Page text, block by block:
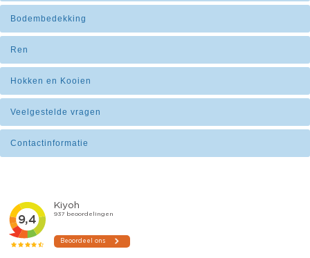
Bodembedekking
Ren
Hokken en Kooien
Veelgestelde vragen
Contactinformatie